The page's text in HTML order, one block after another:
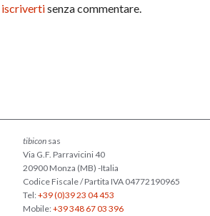
iscrivertisenza commentare.
tibiconsas
Via G.F. Parravicini 40
20900 Monza (MB) -Italia
Codice Fiscale / Partita IVA 04772190965
Tel:+39 (0)39 23 04 453
Mobile:+39 348 67 03 396